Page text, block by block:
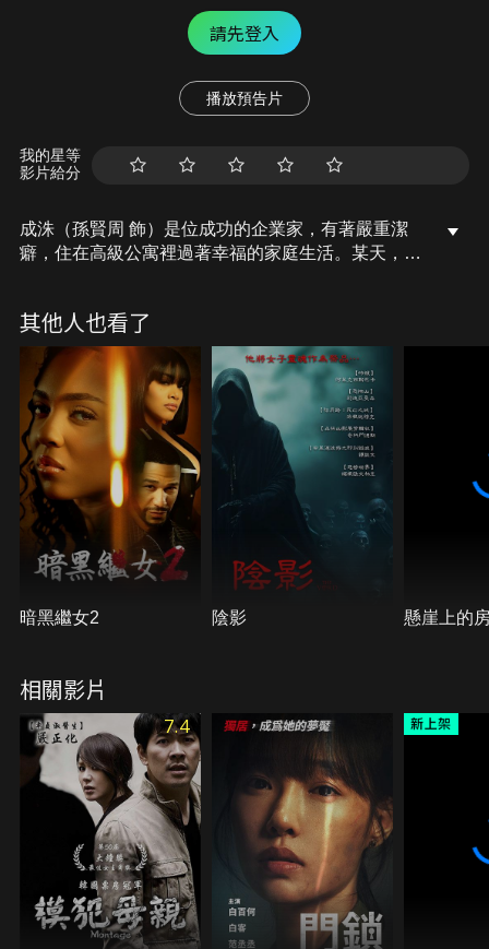
請先登入
播放預告片
我的星等
影片給分
成洙（孫賢周 飾）是位成功的企業家，有著嚴重潔
癖，住在高級公寓裡過著幸福的家庭生活。某天，他
監視著家裡，成洙仔細研究了門上的暗號後，發現暗
號是由居住者的性別和人數組成，沒想到從哥哥的住
處回來後，成洙也在自己家門上發現同樣的暗號……
其他人也看了
暗黑繼女2 陰影 懸崖上的
相關影片
7.4